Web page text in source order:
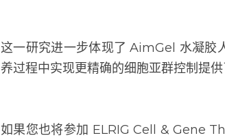
这一研究进一步体现了 AimGel 水凝胶
过程中实现更精确的细胞亚群控制提供
如果您也将参加 ELRIG Cell & Gene